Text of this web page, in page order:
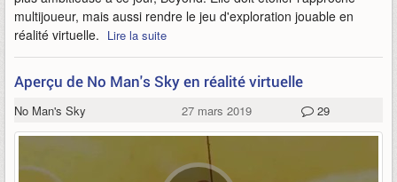
multijoueur, mais aussi rendre le jeu d'exploration jouable en
réalité virtuelle. Lire la suite
Aperçu de No Man's Sky en réalité virtuelle
No Man's Sky 27 mars 2019 29